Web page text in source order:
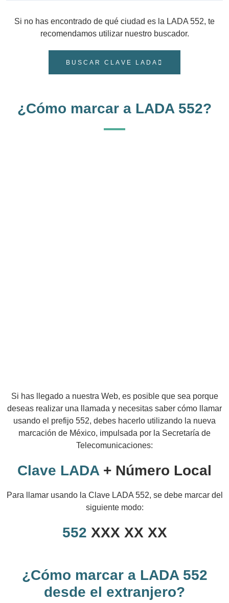
Si no has encontrado de qué ciudad es la LADA 552, te
recomendamos utilizar nuestro buscador.
BUSCAR CLAVE LADA
¿Cómo marcar a LADA 552?
Si has llegado a nuestra Web, es posible que sea porque
deseas realizar una llamada y necesitas saber cómo llamar
usando el prefijo 552, debes hacerlo utilizando la nueva
marcación de México, impulsada por la Secretaría de
Telecomunicaciones:
Clave LADA + Número Local
Para llamar usando la Clave LADA 552, se debe marcar del
siguiente modo:
552 XXX XX XX
¿Cómo marcar a LADA 552
desde el extranjero?